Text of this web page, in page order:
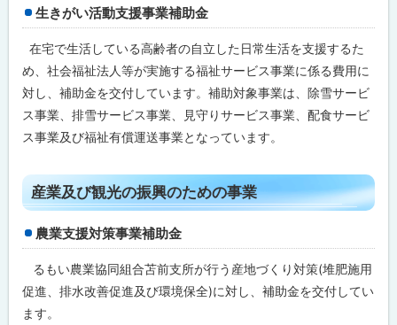
の
事
保
健
、
医
療
及
福
祉
の
実
の
め
の
事
業
プ
に
戻
る
生きがい活動支援事業補助金
在宅で生活している高齢者の自立した日常生活を支援するた
め、社会福祉法人等が実施する福祉サービス事業に係る費用に
対し、補助金を交付しています。補助対象事業は、除雪サービ
ス事業、排雪サービス事業、見守りサービス事業、配食サービ
ス事業及び福祉有償運送事業となっています。
ト
ッ
プ
に
戻
る
産業及び観光の振興のための事業
農業支援対策事業補助金
るもい農業協同組合苫前支所が行う産地づくり対策(堆肥施用
促進、排水改善促進及び環境保全)に対し、補助金を交付してい
ます。